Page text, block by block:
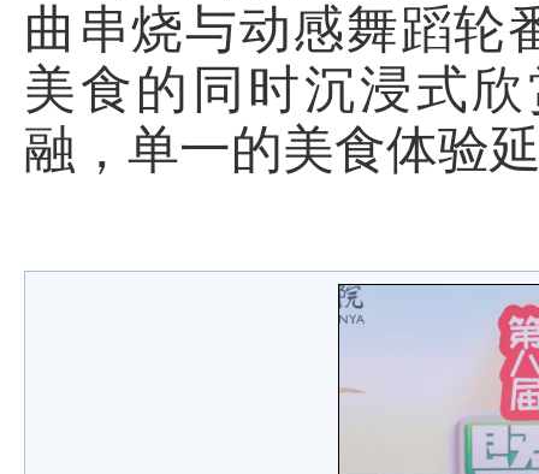
曲串烧与动感舞蹈轮
美食的同时沉浸式
融，单一的美食体验